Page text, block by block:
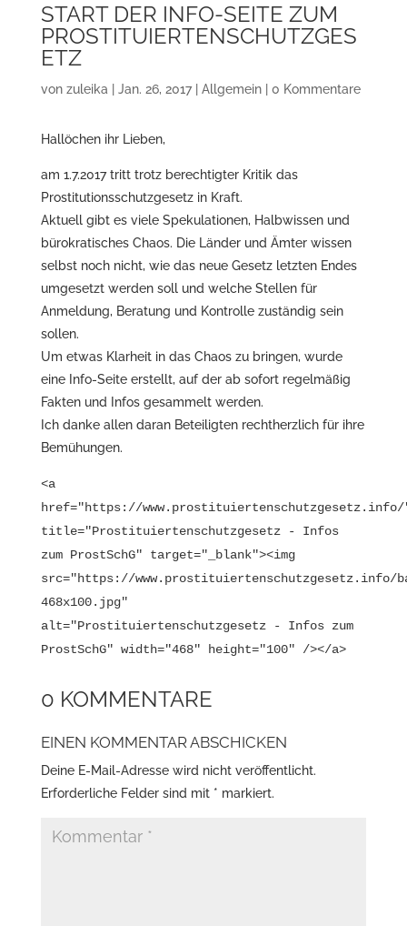
START DER INFO-SEITE ZUM
PROSTITUIERTENSCHUTZGES
ETZ
von zuleika Jan. 26, 2017| Allgemein| 0 Kommentare
Hallöchen ihr Lieben,
am 1.7.2017 tritt trotz berechtigter Kritik das
Prostitutionsschutzgesetz in Kraft.
Aktuell gibt es viele Spekulationen, Halbwissen und
bürokratisches Chaos. Die Länder und Ämter wissen
selbst noch nicht, wie das neue Gesetz letzten Endes
umgesetzt werden soll und welche Stellen für
Anmeldung, Beratung und Kontrolle zuständig sein
sollen.
Um etwas Klarheit in das Chaos zu bringen, wurde
eine Info-Seite erstellt, auf der ab sofort regelmäßig
Fakten und Infos gesammelt werden.
Ich danke allen daran Beteiligten rechtherzlich für ihre
Bemühungen.
<a
href="https://
title="Prostituiertenschutzgesetz - Infos
zum ProstSchG" target="_blank"><img
src="https://www.prostituiertenschutzgesetz.info/
468x100.jpg"
alt="Prostituiertenschutzgesetz - Infos zum
ProstSchG" width="468" height="100" /></a>
0 KOMMENTARE
EINEN KOMMENTAR ABSCHICKEN
Deine E-Mail-Adresse wird nicht veröffentlicht.
Erforderliche Felder sind mit * markiert.